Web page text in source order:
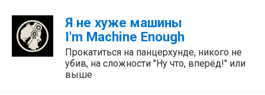
Я не хуже машины
I'm Machine Enough
Прокатиться на панцерхунде, никого не
убив, на сложности "Ну что, вперёд!" или
выше